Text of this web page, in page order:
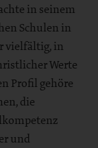
in seinem
Schulen in
vielfältig, in
Werte
Profil gehöre
die
und